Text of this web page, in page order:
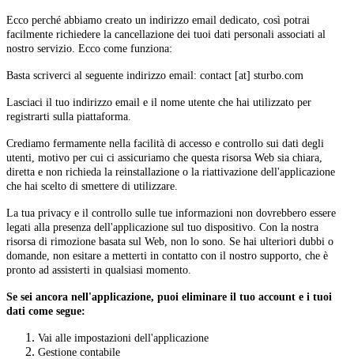
Ecco perché abbiamo creato un indirizzo email dedicato, così potrai
facilmente richiedere la cancellazione dei tuoi dati personali associati al
nostro servizio. Ecco come funziona:
Basta scriverci al seguente indirizzo email: contact [at] sturbo.com
Lasciaci il tuo indirizzo email e il nome utente che hai utilizzato per
registrarti sulla piattaforma.
Crediamo fermamente nella facilità di accesso e controllo sui dati degli
utenti, motivo per cui ci assicuriamo che questa risorsa Web sia chiara,
diretta e non richieda la reinstallazione o la riattivazione dell'applicazione
che hai scelto di smettere di utilizzare.
La tua privacy e il controllo sulle tue informazioni non dovrebbero essere
legati alla presenza dell'applicazione sul tuo dispositivo. Con la nostra
risorsa di rimozione basata sul Web, non lo sono. Se hai ulteriori dubbi o
domande, non esitare a metterti in contatto con il nostro supporto, che è
pronto ad assisterti in qualsiasi momento.
Se sei ancora nell'applicazione, puoi eliminare il tuo account e i tuoi
dati come segue:
Vai alle impostazioni dell'applicazione
Gestione contabile